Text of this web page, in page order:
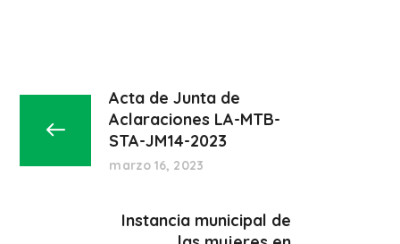
Acta de Junta de
Aclaraciones LA-MTB-
STA-JM14-2023
marzo 16, 2023
Instancia municipal de